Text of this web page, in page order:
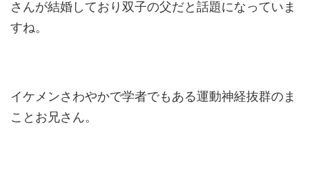
さんが結婚しており双子の父だと話題になっていま
すね。
イケメンさわやかで学者でもある運動神経抜群のま
ことお兄さん。